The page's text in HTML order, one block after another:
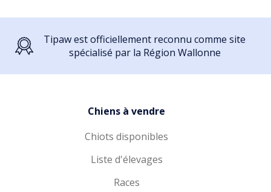
Tipaw est officiellement reconnu comme site
spécialisé par la Région Wallonne
Chiens à vendre
Chiots disponibles
Liste d'élevages
Races